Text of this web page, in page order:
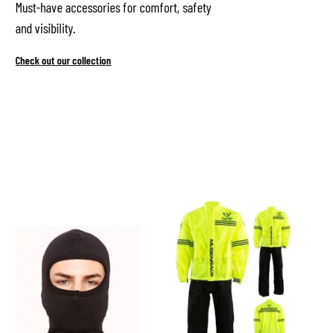
Must-have accessories for comfort, safety
and visibility.
Check out our collection